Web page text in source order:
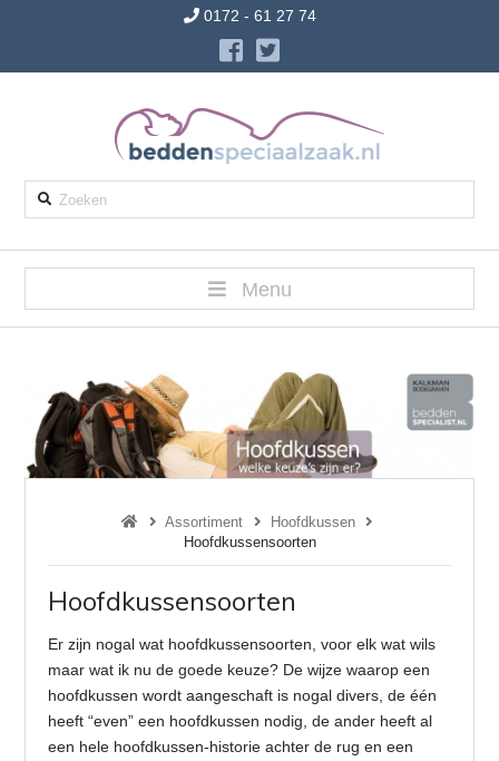
0172 - 61 27 74
Zoeken
Menu
Assortiment
Hoofdkussen
Hoofdkussensoorten
Hoofdkussensoorten
Er zijn nogal wat hoofdkussensoorten, voor elk wat wils
maar wat ik nu de goede keuze? De wijze waarop een
hoofdkussen wordt aangeschaft is nogal divers, de één
heeft “even” een hoofdkussen nodig, de ander heeft al
een hele hoofdkussen-historie achter de rug en een